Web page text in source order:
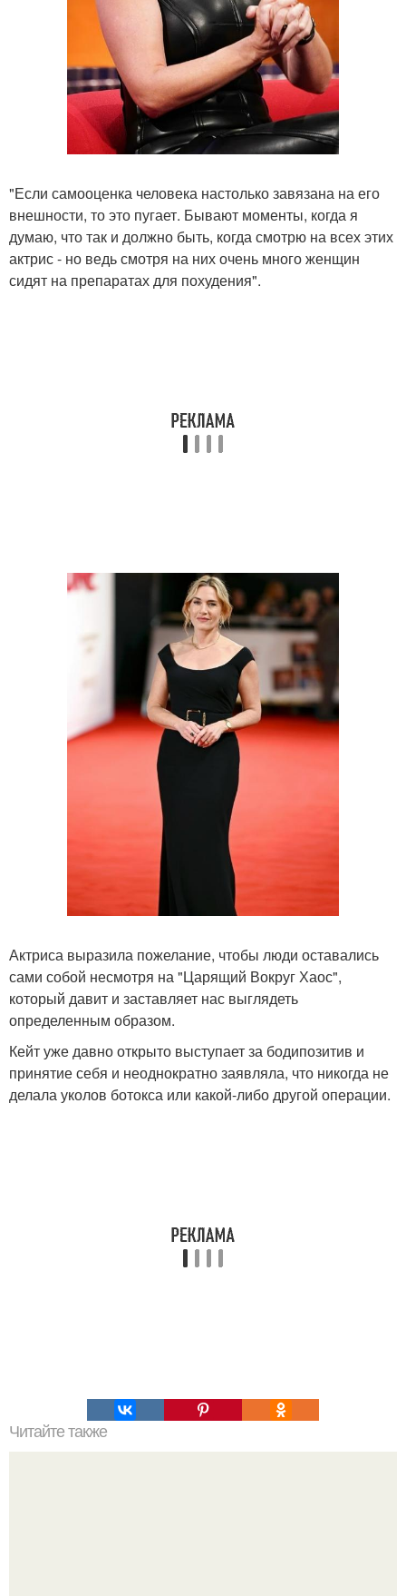
"Если самооценка человека настолько завязана на его
внешности, то это пугает. Бывают моменты, когда я
думаю, что так и должно быть, когда смотрю на всех этих
актрис - но ведь смотря на них очень много женщин
сидят на препаратах для похудения".
Актриса выразила пожелание, чтобы люди оставались
сами собой несмотря на "Царящий Вокруг Хаос",
который давит и заставляет нас выглядеть
определенным образом.
Кейт уже давно открыто выступает за бодипозитив и
принятие себя и неоднократно заявляла, что никогда не
делала уколов ботокса или какой-либо другой операции.
Читайте также